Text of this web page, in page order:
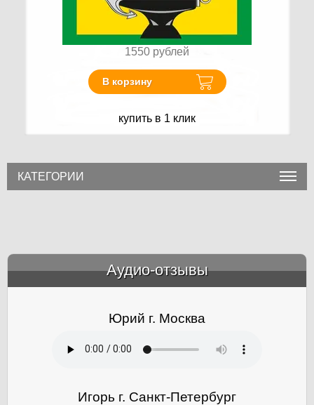
1550 рублей
В корзину
купить в 1 клик
КАТЕГОРИИ
Аудио-отзывы
Юрий г. Москва
Игорь г. Санкт-Петербург